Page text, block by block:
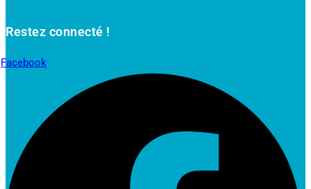
Restez connecté !
Facebook